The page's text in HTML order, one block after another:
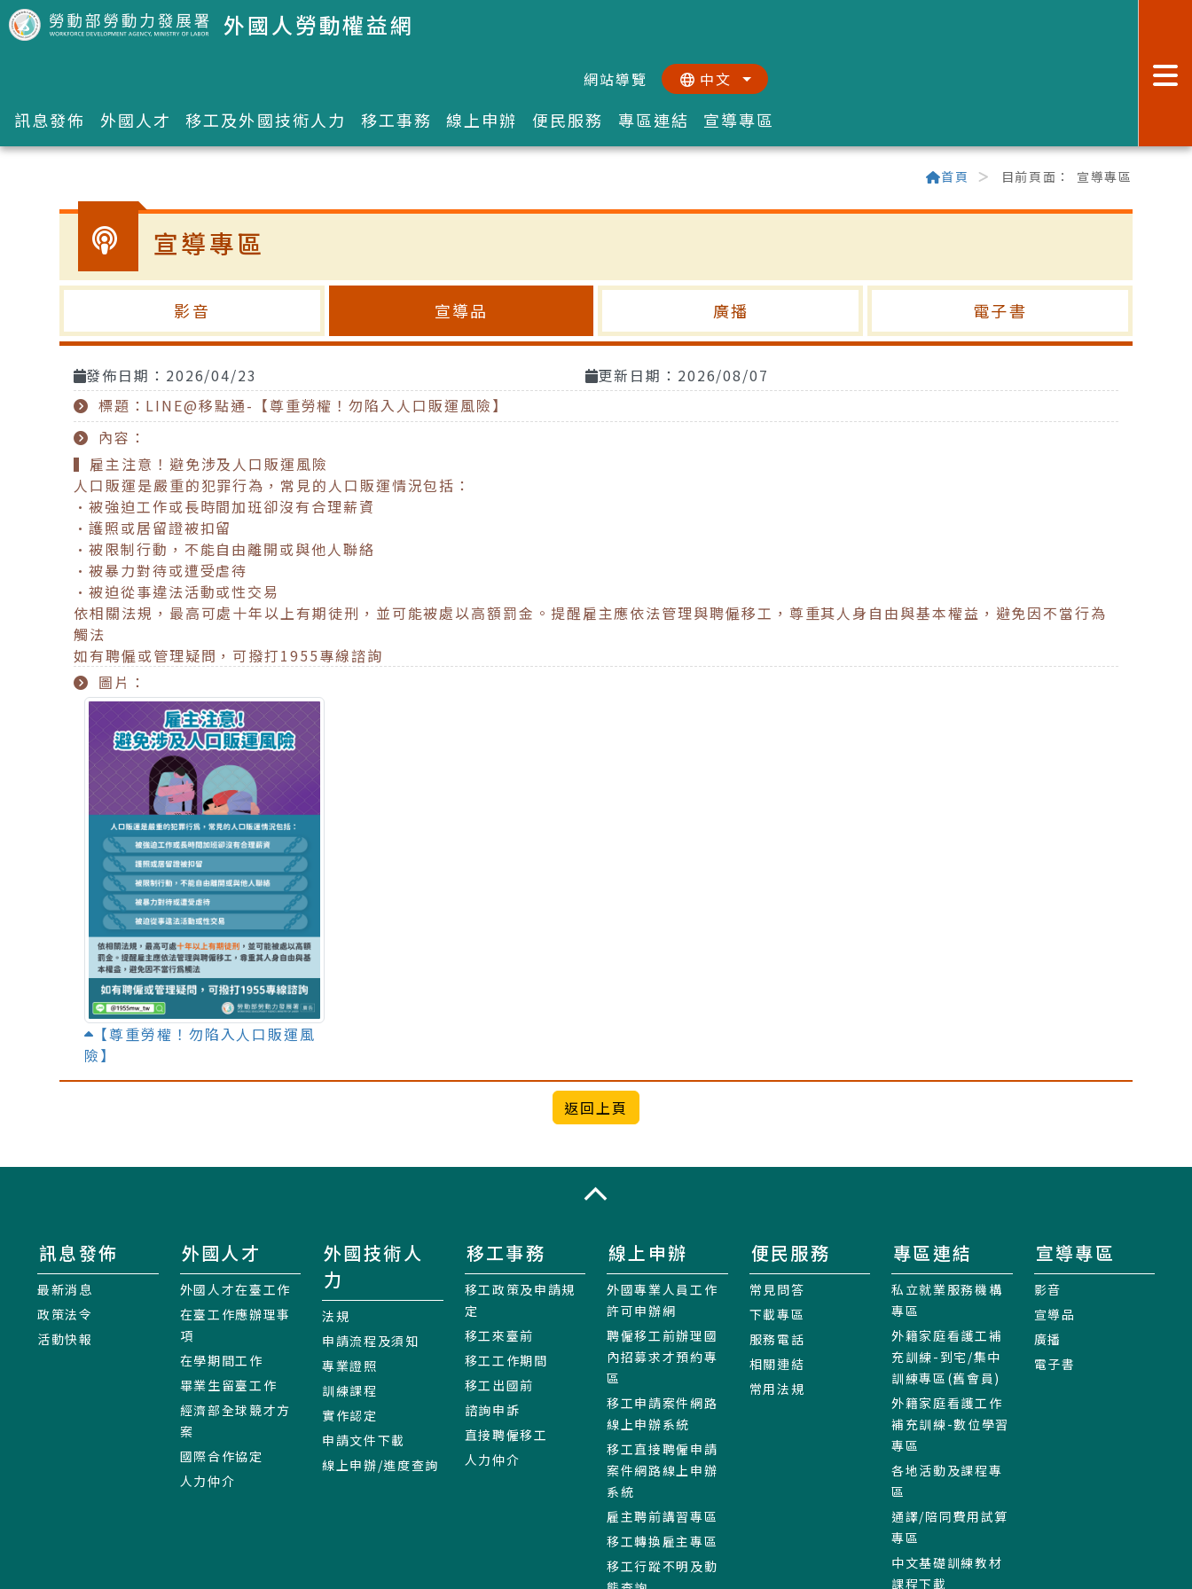
跳到主要內容區塊 外國人勞動權益網
:::網站導覽 中文
訊息發佈 外國人才 移工及外國技術人力 移工事務 線上申辦 便民服務 專區連結 宣導專區
首頁 目前頁面： 宣導專區
宣導專區
影音 宣導品 廣播 電子書
發佈日期：2026/04/23
更新日期：2026/08/07
標題：LINE@移點通-【尊重勞權！勿陷入人口販運風險】
內容：
▍雇主注意！避免涉及人口販運風險
人口販運是嚴重的犯罪行為，常見的人口販運情況包括：
•被強迫工作或長時間加班卻沒有合理薪資
•護照或居留證被扣留
•被限制行動，不能自由離開或與他人聯絡
•被暴力對待或遭受虐待
•被迫從事違法活動或性交易
依相關法規，最高可處十年以上有期徒刑，並可能被處以高額罰金。提醒雇主應依法管理與聘僱移工，尊重其人身自由與基本權益，避免因不當行為
觸法
如有聘僱或管理疑問，可撥打1955專線諮詢
圖片：
【尊重勞權！勿陷入人口販運風
險】
訊息發佈
最新消息
政策法令
活動快報
外國人才
外國人才在臺工作
在臺工作應辦理事
項
在學期間工作
畢業生留臺工作
經濟部全球競才方
案
國際合作協定
人力仲介
外國技術人
力
法規
申請流程及須知
專業證照
訓練課程
實作認定
申請文件下載
線上申辦/進度查詢
移工事務
移工政策及申請規
定
移工來臺前
移工工作期間
移工出國前
諮詢申訴
直接聘僱移工
人力仲介
線上申辦
外國專業人員工作
許可申辦網
聘僱移工前辦理國
內招募求才預約專
區
移工申請案件網路
線上申辦系統
移工直接聘僱申請
案件網路線上申辦
系統
雇主聘前講習專區
移工轉換雇主專區
移工行蹤不明及動
便民服務
常見問答
下載專區
服務電話
相關連結
常用法規
專區連結
私立就業服務機構
專區
外籍家庭看護工補
充訓練-到宅/集中
訓練專區(舊會員)
外籍家庭看護工作
補充訓練-數位學習
專區
各地活動及課程專
區
通譯/陪同費用試算
專區
中文基礎訓練教材
課程下載
宣導專區
影音
宣導品
廣播
電子書